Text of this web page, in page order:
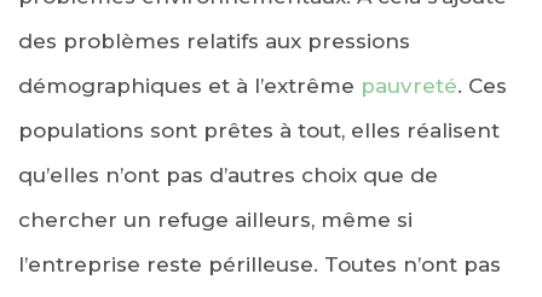
des problèmes relatifs aux pressions
démographiques et à l’extrême pauvreté. Ces
populations sont prêtes à tout, elles réalisent
qu’elles n’ont pas d’autres choix que de
chercher un refuge ailleurs, même si
l’entreprise reste périlleuse. Toutes n’ont pas